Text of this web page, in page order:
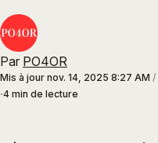
Par PO4OR
Mis à jour nov. 14, 2025 8:27 AM /
4 min de lecture